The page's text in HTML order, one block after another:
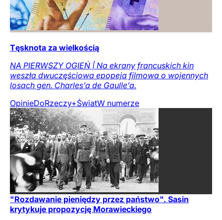
Tęsknota za wielkością
NA PIERWSZY OGIEŃ | Na ekrany francuskich kin
weszła dwuczęściowa epopeja filmowa o wojennych
losach gen. Charles’a de Gaulle’a.
OpinieDoRzeczy+ŚwiatW numerze
"Rozdawanie pieniędzy przez państwo". Sasin
krytykuje propozycję Morawieckiego